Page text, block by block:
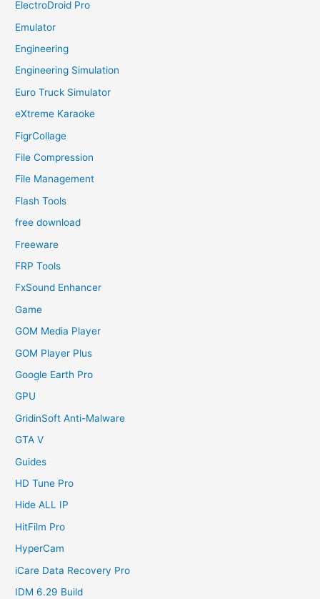
ElectroDroid Pro
Emulator
Engineering
Engineering Simulation
Euro Truck Simulator
eXtreme Karaoke
FigrCollage
File Compression
File Management
Flash Tools
free download
Freeware
FRP Tools
FxSound Enhancer
Game
GOM Media Player
GOM Player Plus
Google Earth Pro
GPU
GridinSoft Anti-Malware
GTA V
Guides
HD Tune Pro
Hide ALL IP
HitFilm Pro
HyperCam
iCare Data Recovery Pro
IDM 6.29 Build